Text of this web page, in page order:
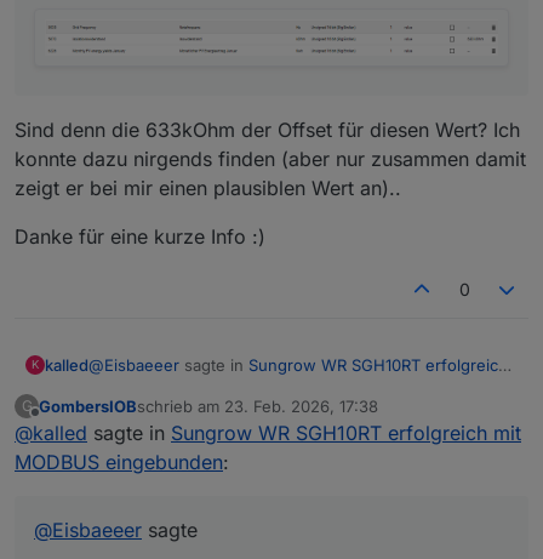
Sind denn die 633kOhm der Offset für diesen Wert? Ich
konnte dazu nirgends finden (aber nur zusammen damit
zeigt er bei mir einen plausiblen Wert an)..
Danke für eine kurze Info :)
0
K kalled@Eisbaeeer sagte in Sungrow WR SGH10RT erfolgreich
Funktioniert. Hier meine Einstellungen:
Sind denn die 633kOhm der Offset für diesen Wert? Ich
Danke für eine kurze Info :)
G
Offline
GombersIOBschrieb am 23. Feb. 2026, 17:38
zuletzt editiert von
@kalled sagte in Sungrow WR SGH10RT erfolgreich mit
MODBUS eingebunden:
@Eisbaeeer sagte